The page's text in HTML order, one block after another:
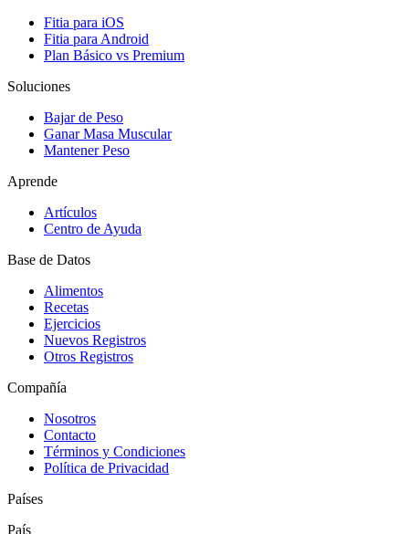
Fitia para iOS
Fitia para Android
Plan Básico vs Premium
Soluciones
Bajar de Peso
Ganar Masa Muscular
Mantener Peso
Aprende
Artículos
Centro de Ayuda
Base de Datos
Alimentos
Recetas
Ejercicios
Nuevos Registros
Otros Registros
Compañía
Nosotros
Contacto
Términos y Condiciones
Política de Privacidad
Países
País